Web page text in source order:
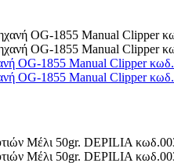
OG-1855 Manual Clipper
OG-1855 Manual Clipper